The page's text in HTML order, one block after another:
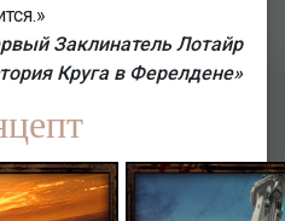
Заклинатель Лотайр
Круга в Ферелдене»